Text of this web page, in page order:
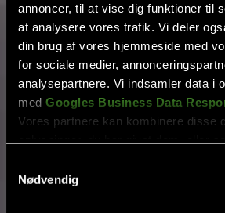
annoncer, til at vise dig funktioner til
at analysere vores trafik. Vi deler
din brug af vores hjemmeside med
for sociale medier,
analysepartnere. Vi indsamler data i
med Googles Business Data
Vores partnere kan kombinere disse
Nødvendig